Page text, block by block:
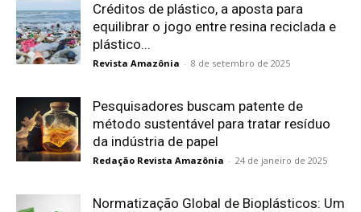
Créditos de plástico, a aposta para
equilibrar o jogo entre resina reciclada e
plástico...
Revista Amazônia - 8 de setembro de 2025
Pesquisadores buscam patente de
método sustentável para tratar resíduo
da indústria de papel
Redação Revista Amazônia - 24 de janeiro de 2025
Normatização Global de Bioplásticos: Um